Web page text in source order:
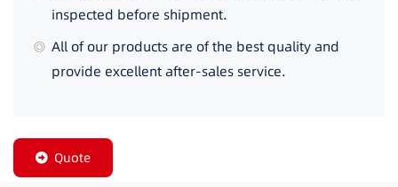
inspected before shipment.
All of our products are of the best quality and
provide excellent after-sales service.
Quote